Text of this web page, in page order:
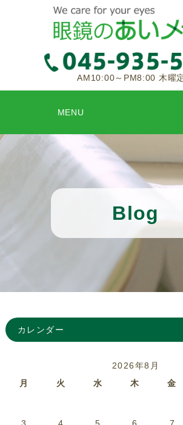
AM10:00～PM8:00 木曜
MENU
Blog
カレンダー
2026年8月
月
火 水 木 金